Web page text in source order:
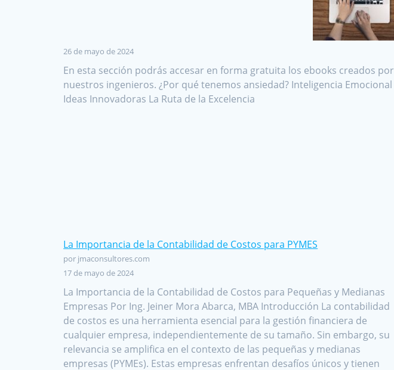
26 de mayo de 2024
En esta sección podrás accesar en forma gratuita los ebooks creados por
nuestros ingenieros. ¿Por qué tenemos ansiedad? Inteligencia Emocional
Ideas Innovadoras La Ruta de la Excelencia
La Importancia de la Contabilidad de Costos para PYMES
por jmaconsultores.com
17 de mayo de 2024
La Importancia de la Contabilidad de Costos para Pequeñas y Medianas
Empresas Por Ing. Jeiner Mora Abarca, MBA Introducción La contabilidad
de costos es una herramienta esencial para la gestión financiera de
cualquier empresa, independientemente de su tamaño. Sin embargo, su
relevancia se amplifica en el contexto de las pequeñas y medianas
empresas (PYMEs). Estas empresas enfrentan desafíos únicos y tienen